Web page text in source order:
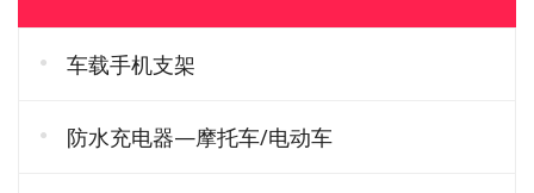
车载手机支架
防水充电器—摩托车/电动车